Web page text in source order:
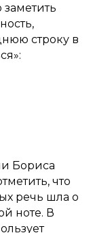
строку в
Бориса
что
речь шла о
ноте. В